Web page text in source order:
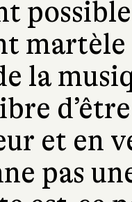
martèle
la
et en
pas